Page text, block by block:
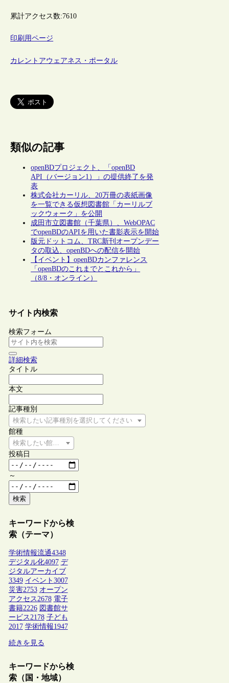
累計アクセス数:7610
印刷用ページ
カレントアウェアネス・ポータル
類似の記事
openBDプロジェクト、「openBD
API（バージョン1）」の提供終了を発
表
株式会社カーリル、20万冊の表紙画像
を一覧できる仮想図書館「カーリルブ
ックウォーク」を公開
成田市立図書館（千葉県）、WebOPAC
でopenBDのAPIを用いた書影表示を開始
版元ドットコム、TRC新刊オープンデー
タの取込、openBDへの配信を開始
【イベント】openBDカンファレンス
「openBDのこれまでとこれから」
（8/8・オンライン）
サイト内検索
検索フォーム
詳細検索
タイトル
本文
記事種別
検索したい記事種別を選択してください
館種
検索したい館種を選択してください
投稿日
～
検索
キーワードから検
索（テーマ）
学術情報流通4348
デジタル化4097 デ
ジタルアーカイブ
3349 イベント 3007
災害2753 オープン
アクセス2678 電子
書籍2226 図書館サ
ービス2178 子ども
2017 学術情報1947
続きを見る
キーワードから検
索（国・地域）